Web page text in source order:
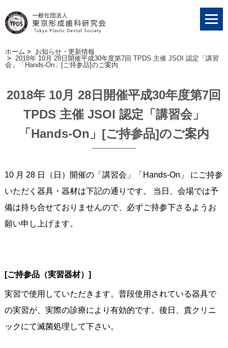
ホーム > お知らせ・更新情報
> 2018年 10月 28日開催平成30年度第7回 TPDS 主催 JSOI 認定「講習
会」「Hands-On」[ご持参品]のご案内
2018年 10月 28日開催平成30年度第7回
TPDS 主催 JSOI 認定「講習会」
「Hands-On」[ご持参品]のご案内
10 月 28 日（日）開催の「講習会」「Hands-On」 にご持参
いただく器具・器材は下記の通りです。 当日、会場では予
備は持ち合せておりませんので、必ずご持参下さるようお
願い申し上げます。
[ご持参品（実習器材）]
実習で使用していただきます。普段使用されている器具で
の実習が、実際の診療により有効的です。後日、貴クリニ
ックにて滅菌処理して下さい。